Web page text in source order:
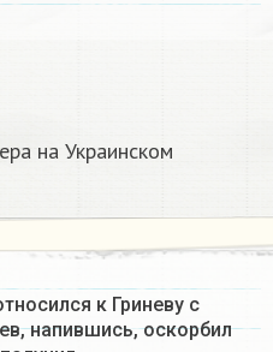
на Украинском​
к Гриневу с
напившись, оскорбил